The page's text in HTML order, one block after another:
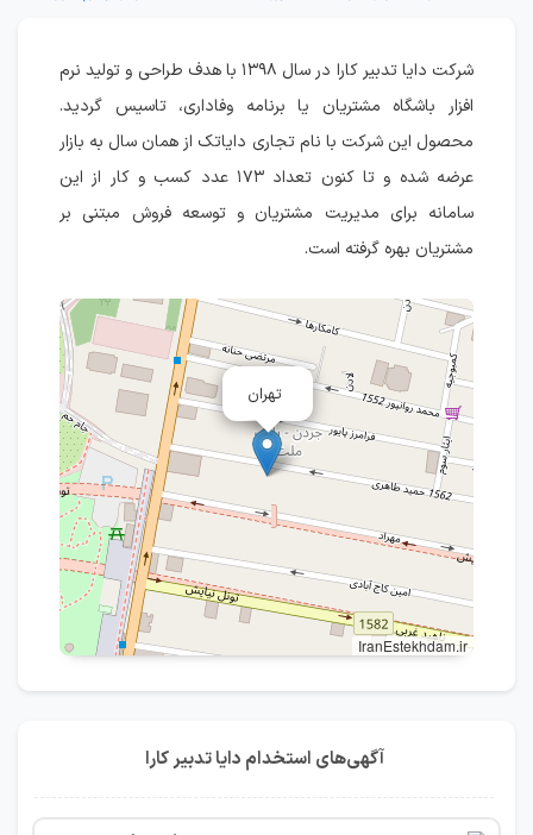
شرکت دایا تدبیر کارا در سال ۱۳۹۸ با هدف طراحی و تولید نرم
افزار باشگاه مشتریان یا برنامه وفاداری، تاسیس گردید.
محصول این شرکت با نام تجاری دایاتک از همان سال به بازار
عرضه شده و تا کنون تعداد ۱۷۳ عدد کسب و کار از این
سامانه برای مدیریت مشتریان و توسعه فروش مبتنی بر
مشتریان بهره گرفته است.
تهران
IranEstekhdam.ir
آگهی‌های استخدام دایا تدبیر کارا